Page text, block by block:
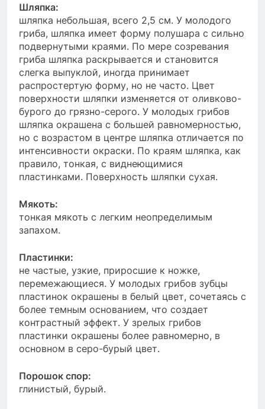
Шляпка:
шляпка небольшая, всего 2,5 см. У молодого
гриба, шляпка имеет форму полушара с сильно
подвернутыми краями. По мере созревания
гриба шляпка раскрывается и становится
слегка выпуклой, иногда принимает
распростертую форму, но не часто. Цвет
поверхности шляпки изменяется от оливково-
бурого до грязно-серого. У молодых грибов
шляпка окрашена с большей равномерностью,
но с возрастом в центре шляпка отличается по
интенсивности окраски. По краям шляпка, как
правило, тонкая, с виднеющимися
пластинками. Поверхность шляпки сухая.
Мякоть:
тонкая мякоть с легким неопределимым
запахом.
Пластинки:
не частые, узкие, приросшие к ножке,
перемежающиеся. У молодых грибов зубцы
пластинок окрашены в белый цвет, сочетаясь с
более темным основанием, что создает
контрастный эффект. У зрелых грибов
пластинки окрашены более равномерно, в
основном в серо-бурый цвет.
Порошок спор:
глинистый, бурый.